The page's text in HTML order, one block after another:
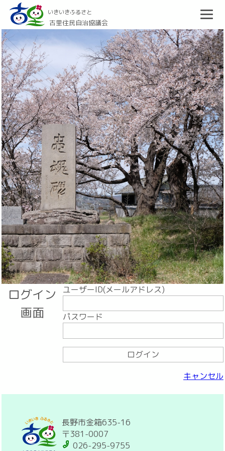
いきいきふるさと
古里住民自治協議会
ログイン
画面
ユーザーID(メールアドレス)
パスワード
ログイン
キャンセル
長野市金箱635-16
〒381-0007
026-295-9755